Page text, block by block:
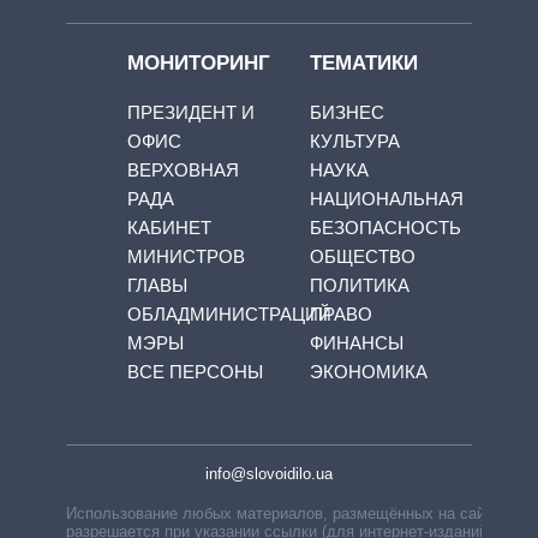
МОНИТОРИНГ
ПРЕЗИДЕНТ И
ОФИС
ВЕРХОВНАЯ
РАДА
КАБИНЕТ
МИНИСТРОВ
ГЛАВЫ
ОБЛАДМИНИСТРАЦИЙ
МЭРЫ
ВСЕ ПЕРСОНЫ
ТЕМАТИКИ
БИЗНЕС
КУЛЬТУРА
НАУКА
НАЦИОНАЛЬНАЯ
БЕЗОПАСНОСТЬ
ОБЩЕСТВО
ПОЛИТИКА
ПРАВО
ФИНАНСЫ
ЭКОНОМИКА
info@slovoidilo.ua
Использование любых материалов, размещённых на сайте,
разрешается при указании ссылки (для интернет-изданий —